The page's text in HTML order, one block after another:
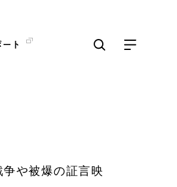
ト
【被爆証言】「原爆の子」と
争や被爆の証言映